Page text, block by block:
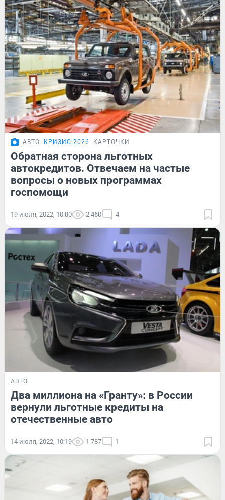
АВТО КРИЗИС-2026 КАРТОЧКИ
Обратная сторона льготных
автокредитов. Отвечаем на частые
вопросы о новых программах
госпомощи
19 июля, 2022, 10:00 2 460 4
АВТО
Два миллиона на «Гранту»: в России
вернули льготные кредиты на
отечественные авто
14 июля, 2022, 10:19 1 787 1